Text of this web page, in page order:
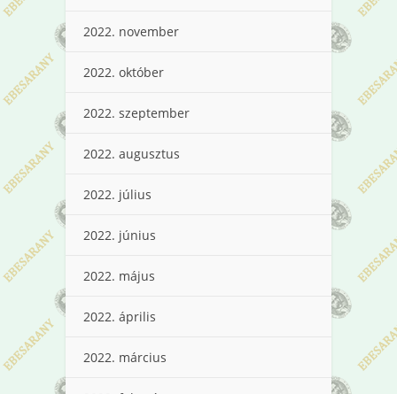
2022. november
2022. október
2022. szeptember
2022. augusztus
2022. július
2022. június
2022. május
2022. április
2022. március